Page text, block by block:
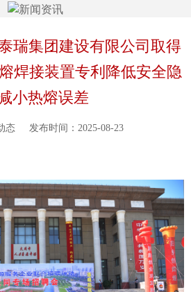
瑞集团建设有限公司取得
焊接装置专利降低安全隐
小热熔误差
态 发布时间：2025-08-23